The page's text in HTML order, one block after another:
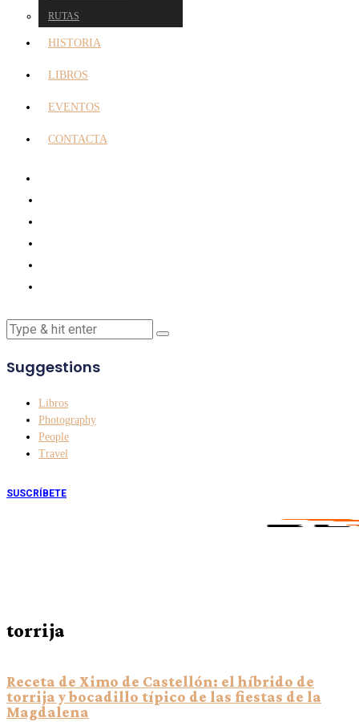
RUTAS
HISTORIA
LIBROS
EVENTOS
CONTACTA
Suggestions
Libros
Photography
People
Travel
SUSCRÍBETE
torrija
Receta de Ximo de Castellón: el híbrido de
torrija y bocadillo típico de las fiestas de la
Magdalena